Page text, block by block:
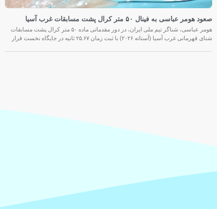
صعود هومر عباسی به فینال ۵۰ متر کرال پشت مسابقات غرب آسیا
هومر عباسی، شناگر تیم ملی ایران، در دور مقدماتی ماده ۵۰ متر کرال پشت مسابقات
شنای قهرمانی غرب آسیا (آستانه ۲۰۲۶) با ثبت زمان ۲۵.۶۷ ثانیه در جایگاه نخست قرار